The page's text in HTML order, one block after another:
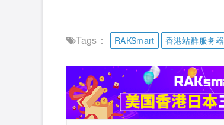
Tags： RAKSmart 香港站群服务器